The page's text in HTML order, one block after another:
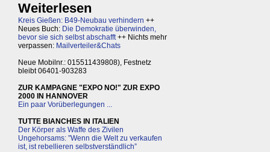
Weiterlesen
Kreis Gießen: B49-Neubau verhindern ++
Neues Buch: Die Demokratie überwinden,
bevor sie sich selbst abschafft++ Nichts mehr
verpassen: Mailverteiler&Chats
Neue Mobilnr.: 015511439808), Festnetz
bleibt 06401-903283
ZUR KAMPAGNE "EXPO NO!" ZUR EXPO
2000 IN HANNOVER
Ein paar Vorüberlegungen ...
TUTTE BIANCHES IN ITALIEN
Der Körper als Waffe des Zivilen
Ungehorsams: ”Wenn die Welt zu verkaufen
ist, ist rebellieren selbstverständlich”